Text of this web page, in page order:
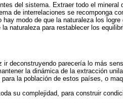
del sistema. Extraer todo el mineral
de interrelaciones se recomponga
modo de que la naturaleza los
naturaleza para restablecer los
deconstruyendo parecería lo más
la dinámica de la extracción
la población de estos países, o
su complejidad, para construir